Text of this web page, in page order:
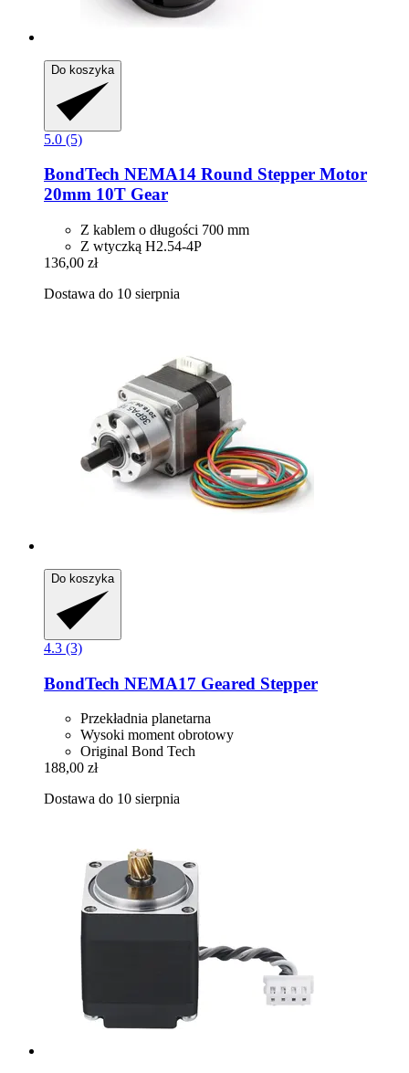
Do koszyka
5.0 (5)
BondTech NEMA14 Round Stepper Motor
20mm 10T Gear
Z kablem o długości 700 mm
Z wtyczką H2.54-4P
136,00 zł
Dostawa do 10 sierpnia
Do koszyka
4.3 (3)
BondTech NEMA17 Geared Stepper
Przekładnia planetarna
Wysoki moment obrotowy
Original Bond Tech
188,00 zł
Dostawa do 10 sierpnia